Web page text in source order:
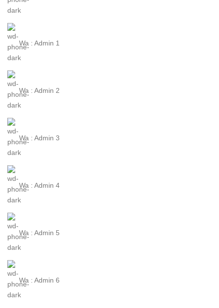
Wa : Admin 1
Wa : Admin 2
Wa : Admin 3
Wa : Admin 4
Wa : Admin 5
Wa : Admin 6